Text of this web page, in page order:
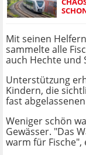
Mit seinen
sammelte alle
auch Hechte und
Unterstützung
Kindern, die
fast
Weniger schön
Gewässer. "Das
warm für